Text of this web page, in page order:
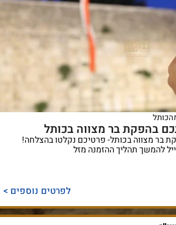
בהפקת בר מצווה בכותל
בר מצווה בכותל- פרטיכם נקלטו בהצלחה!
להמשך תהליך ההזמנה מזל
לפרטים נוספים >